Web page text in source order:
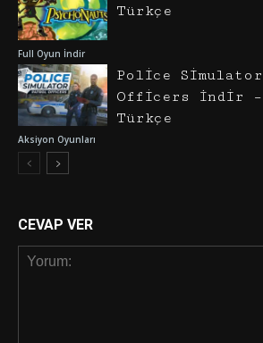
Full Oyun İndir
Türkçe
Aksiyon Oyunları
Police
Officers İndir –
Türkçe
CEVAP VER